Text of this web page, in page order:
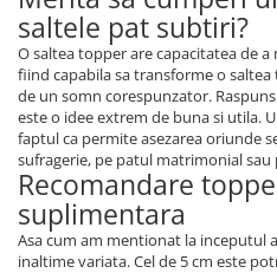
saltele pat subtiri?
O saltea topper are capacitatea de
fiind capabila sa transforme o
de un somn corespunzator.
este o idee extrem de buna si utila.
faptul ca permite asezarea oriunde
sufragerie, pe patul matrimonial sau
Recomandare
suplimentara
Asa cum am mentionat la inceputul
inaltime variata. Cel de 5 cm este